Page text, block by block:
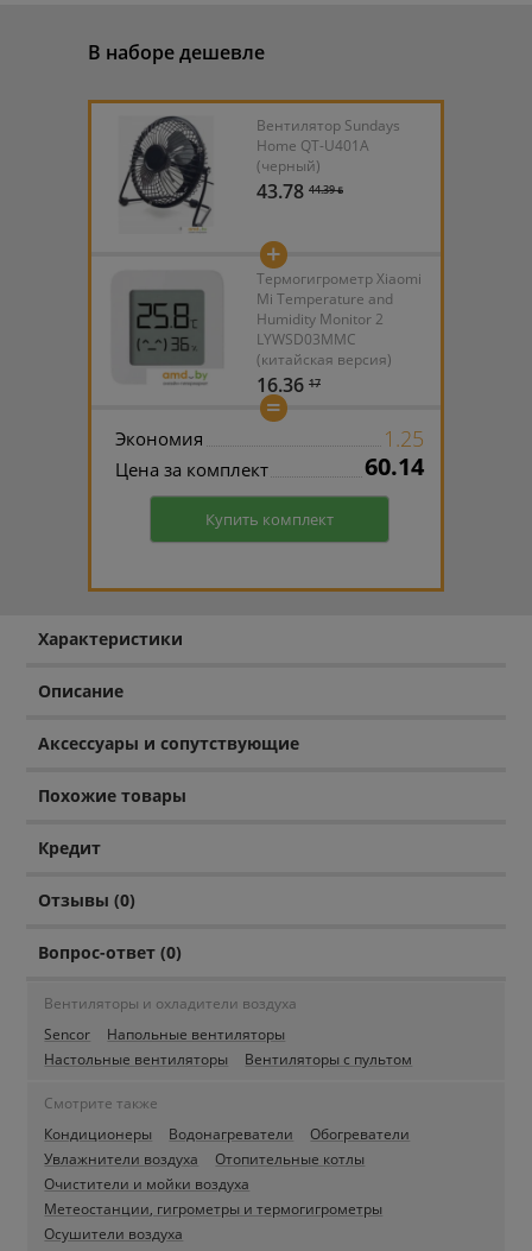
В наборе дешевле
Вентилятор Sundays
Home QT-U401A
(черный)
43.78 44.39 ƃ
+
Термогигрометр Xiaomi
Mi Temperature and
Humidity Monitor 2
LYWSD03MMC
(китайская версия)
16.36 17
=
Экономия 1.25
Цена за комплект 60.14
Купить комплект
Характеристики
Описание
Аксессуары и сопутствующие
Похожие товары
Кредит
Отзывы (0)
Вопрос-ответ (0)
Вентиляторы и охладители воздуха
Sencor
Напольные вентиляторы
Настольные вентиляторы
Вентиляторы с пультом
Смотрите также
Кондиционеры
Водонагреватели
Обогреватели
Увлажнители воздуха
Отопительные котлы
Очистители и мойки воздуха
Метеостанции, гигрометры и термогигрометры
Осушители воздуха